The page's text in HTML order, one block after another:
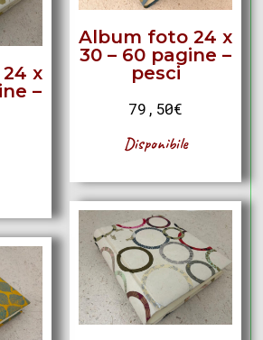
Album foto 24 x
30 – 60 pagine –
pesci
79,50€
Disponibile
x
–